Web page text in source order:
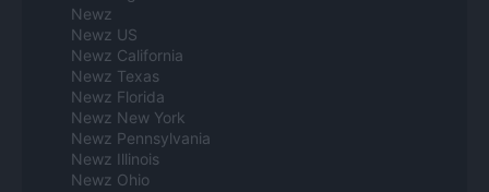
Newz
Newz US
Newz California
Newz Texas
Newz Florida
Newz New York
Newz Pennsylvania
Newz Illinois
Newz Ohio